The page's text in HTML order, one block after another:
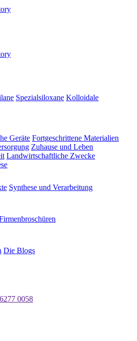
Spezialsiloxane Kolloidale
Geräte Fortgeschrittene Materialien
Zuhause und Leben
Landwirtschaftliche Zwecke
Synthese und Verarbeitung
Die Blogs
0058